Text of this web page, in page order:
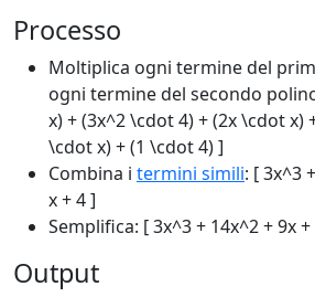
Processo
Moltiplica ogni termine del
ogni termine del secondo
x) + (3x^2 \cdot 4) + (2x \cdot x)
\cdot x) + (1 \cdot 4) ]
Combina i termini simili: [ 3x^3
x + 4 ]
Semplifica: [ 3x^3 + 14x^2 + 9x +
Output